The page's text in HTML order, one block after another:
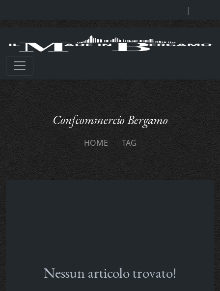
|
Confcommercio Bergamo
HOME TAG
Nessun articolo trovato!